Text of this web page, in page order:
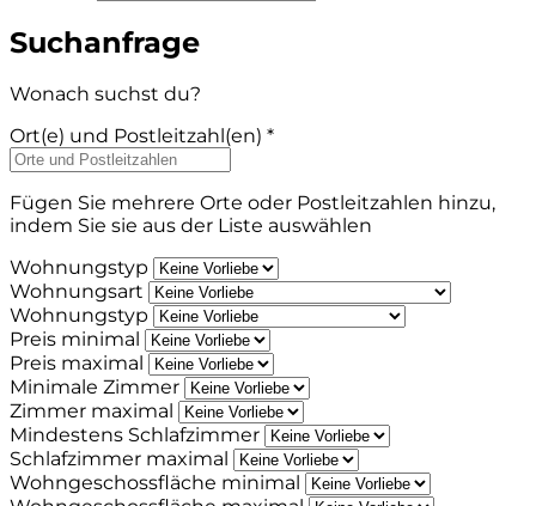
Suchanfrage
Wonach suchst du?
Ort(e) und Postleitzahl(en) *
Fügen Sie mehrere Orte oder Postleitzahlen hinzu,
indem Sie sie aus der Liste auswählen
Wohnungstyp
Wohnungsart
Wohnungstyp
Preis minimal
Preis maximal
Minimale Zimmer
Zimmer maximal
Mindestens Schlafzimmer
Schlafzimmer maximal
Wohngeschossfläche minimal